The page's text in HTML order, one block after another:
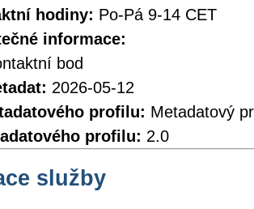
hodiny: Po-Pá 9-14 CET
informace:
bod
2026-05-12
profilu: Metadatový
profilu: 2.0
služby